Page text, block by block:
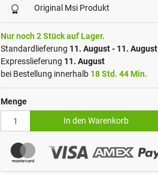
Original Msi Produkt
Nur noch 2 Stück auf Lager.
Standardlieferung 11. August - 11. August
Expresslieferung 11. August
bei Bestellung innerhalb 18 Std. 44 Min.
Menge
In den Warenkorb